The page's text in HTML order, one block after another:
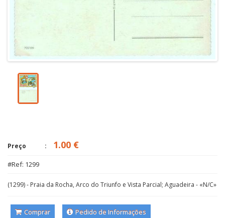
Preço 1.00 €
#Ref: 1299
(1299) - Praia da Rocha, Arco do Triunfo e Vista Parcial; Aguadeira - «N/C»
Comprar Pedido de Informações